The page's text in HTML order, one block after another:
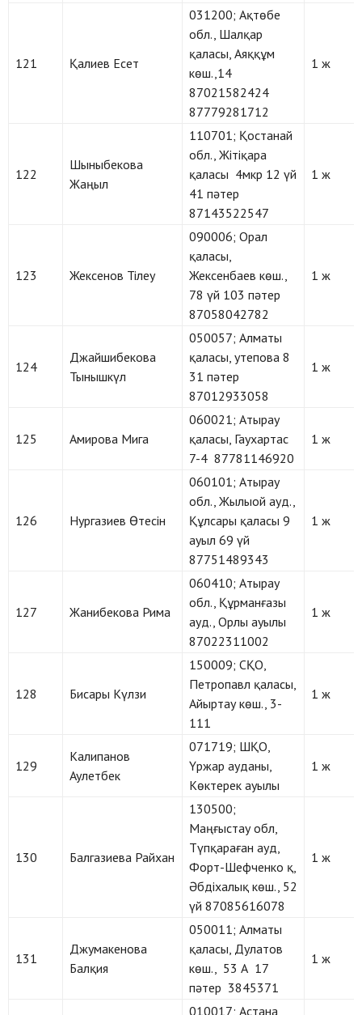
121 Қалиев Есет
031200; Ақтөбе
обл., Шалқар
қаласы, Аяққұм
көш.,14
87021582424
87779281712
1 ж
122
Шыныбекова
Жаңыл
110701; Қостанай
обл., Жітіқара
қаласы 4мкр 12 үй
41 пәтер
87143522547
1 ж
123 Жексенов Тілеу
090006; Орал
қаласы,
Жексенбаев көш.,
78 үй 103 пәтер
87058042782
1 ж
124
Джайшибекова
Тынышкүл
050057; Алматы
қаласы, утепова 8
31 пәтер
87012933058
1 ж
125 Амирова Мига
060021; Атырау
қаласы, Гаухартас
7-4 87781146920
1 ж
126 Нургазиев Өтесін
060101; Атырау
обл., Жылыой ауд.,
Құлсары қаласы 9
ауыл 69 үй
87751489343
1 ж
127 Жанибекова Рима
060410; Атырау
обл., Құрманғазы
ауд., Орлы ауылы
87022311002
1 ж
128 Бисары Күлзи
150009; СҚО,
Петропавл қаласы,
Айыртау көш., 3-
111
1 ж
129
Калипанов
Аулетбек
071719; ШҚО,
Үржар ауданы,
Көктерек ауылы
1 ж
130 Балгазиева Райхан
130500;
Маңғыстау обл,
Түпқараған ауд,
Форт-Шефченко қ,
Әбдіхалық көш., 52
үй 87085616078
1 ж
131
Джумакенова
Балқия
050011; Алматы
қаласы, Дулатов
көш., 53 А 17
пәтер 3845371
1 ж
010017; Астана